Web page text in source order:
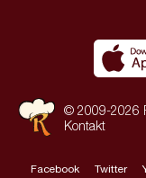
© 2009-2026
Kontakt
Facebook Twitter